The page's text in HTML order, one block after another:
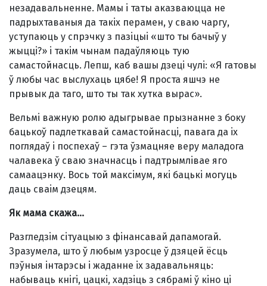
незадавальненне. Мамы i таты аказваюцца не
падрыхтаваныя да такiх перамен, у сваю чаргу,
уступаюць у спрэчку з пазiцыi «што ты бачыў у
жыццi?» i такiм чынам падаўляюць тую
самастойнасць. Лепш, каб вашы дзецi чулi: «Я гатовы
ў любы час выслухаць цябе! Я проста яшчэ не
прывык да таго, што ты так хутка вырас».
Вельмi важную ролю адыгрывае прызнанне з боку
бацькоў падлеткавай самастойнасцi, павага да iх
поглядаў i поспехаў – гэта ўзмацняе веру маладога
чалавека ў сваю значнасць i падтрымлiвае яго
самаацэнку. Вось той максiмум, якi бацькi могуць
даць сваiм дзецям.
Як мама скажа...
Разгледзiм сiтуацыю з фiнансавай дапамогай.
Зразумела, што ў любым узросце ў дзяцей ёсць
пэўныя iнтарэсы i жаданне iх задавальняць:
набываць кнiгi, цацкi, хадзiць з сябрамi ў кiно цi